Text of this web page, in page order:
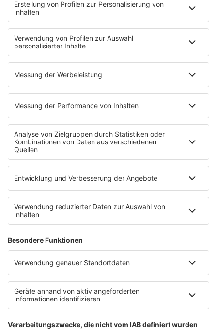
EMPFANG
Übersicht
ROCK FM App
Partner
radio.de
Phonostar
REGENBOGEN 2
WERBUNG
Leistungen und Produkte
Mediadaten und Preisliste
Ansprechpartner
RECHTLICHES
Impressum
Datenschutzeinstellungen
Datenverarbeitung bei Gewinnspielen
Teilnahmebedingungen
Gewinnspielregeln Social Media
KI-Leitlinie
KI-Leitlinie